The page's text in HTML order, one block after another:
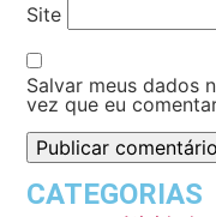
Site
Salvar meus dados
vez que eu
CATEGORIAS